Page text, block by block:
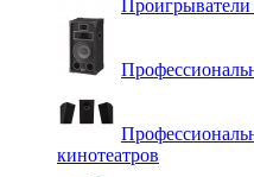
кинотеатров